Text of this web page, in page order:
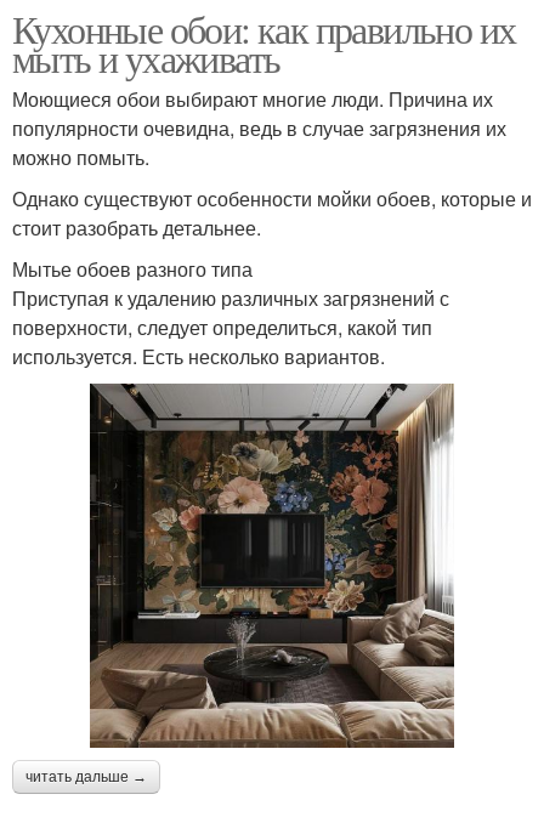
Кухонные обои: как правильно их
мыть и ухаживать
Моющиеся обои выбирают многие люди. Причина их
популярности очевидна, ведь в случае загрязнения их
можно помыть.
Однако существуют особенности мойки обоев, которые и
стоит разобрать детальнее.
Мытье обоев разного типа
Приступая к удалению различных загрязнений с
поверхности, следует определиться, какой тип
используется. Есть несколько вариантов.
читать дальше →